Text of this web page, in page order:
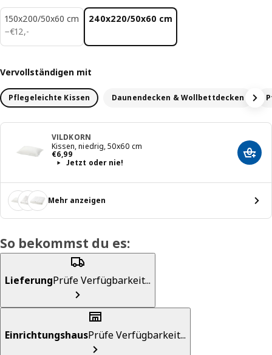
150x200/50x60 cm
−€12,-
€ 12,-
240x220/50x60 cm
Vervollständigen mit
Pflegeleichte Kissen Daunendecken & Wollbettdecken
VILDKORN
Kissen, niedrig, 50x60 cm
€6,99
Preis € 6,99
Jetzt oder nie!
In
Mehr anzeigen
So bekommst du es:
LieferungPrüfe Verfügbarkeit...
EinrichtungshausPrüfe Verfügbarkeit...